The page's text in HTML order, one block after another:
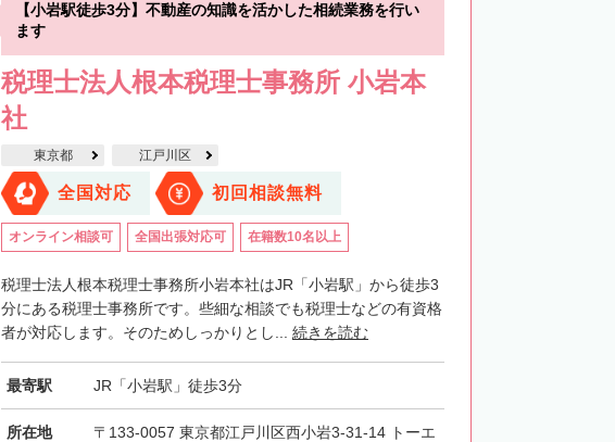
【小岩駅徒歩3分】不動産の知識を活かした相続業務を行い
ます
税理士法人根本税理士事務所 小岩本
社
東京都 江戸川区
全国対応 初回相談無料
オンライン相談可 全国出張対応可 在籍数10名以上
税理士法人根本税理士事務所小岩本社はJR「小岩駅」から徒歩3
分にある税理士事務所です。些細な相談でも税理士などの有資格
者が対応します。そのためしっかりとし... 続きを読む
最寄駅 JR「小岩駅」徒歩3分
所在地
〒133-0057 東京都江戸川区西小岩3-31-14 トーエ